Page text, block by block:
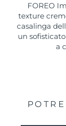
FOREO
texture
casalinga
un
a